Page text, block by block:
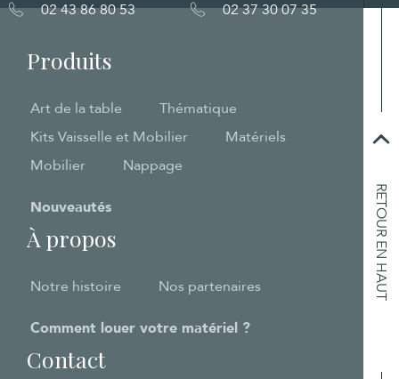
RETOUR EN HAUT
Produits
Art de la table
Thématique
Kits Vaisselle et Mobilier
Matériels
Mobilier
Nappage
Nouveautés
À propos
Notre histoire Nos partenaires
Comment louer votre matériel ?
Contact
02 43 86 80 53
02 37 30 07 35